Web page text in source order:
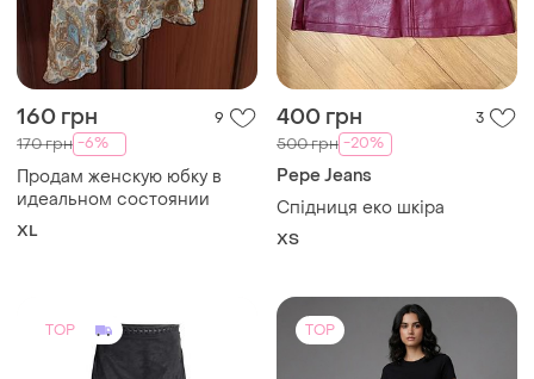
160 грн 9
170 грн -6%
Продам женскую юбку в
идеальном состоянии
XL
400 грн 3
500 грн -20%
Pepe Jeans
Спідниця еко шкіра
ХS
TOP TOP